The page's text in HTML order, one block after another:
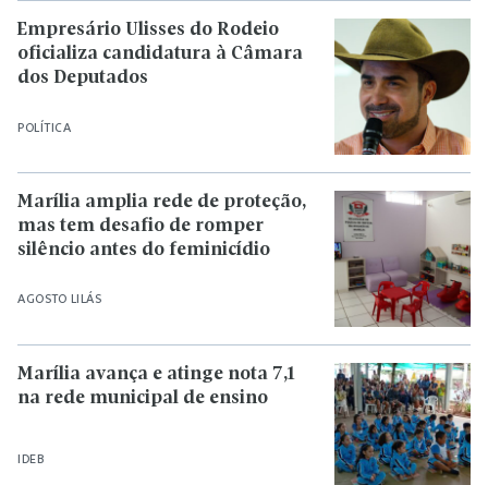
POLÍTICA
Empresário Ulisses do Rodeio
oficializa candidatura à Câmara
dos Deputados
AGOSTO LILÁS
Marília amplia rede de proteção,
mas tem desafio de romper
silêncio antes do feminicídio
IDEB
Marília avança e atinge nota 7,1
na rede municipal de ensino